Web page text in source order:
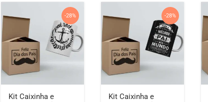
-28%
Kit Caixinha e
-28%
Kit Caixinha e